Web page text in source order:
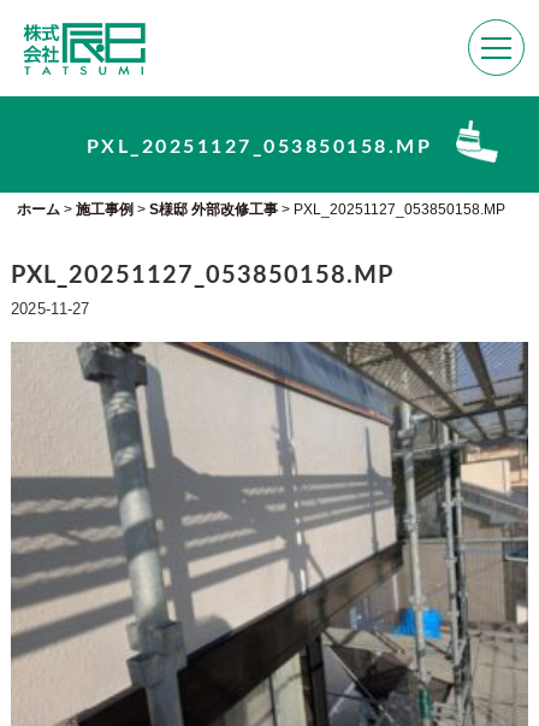
PXL_20251127_053850158.MP
ホーム> 施工事例 > S様邸 外部改修工事> PXL_20251127_053850158.MP
PXL_20251127_053850158.MP
2025-11-27